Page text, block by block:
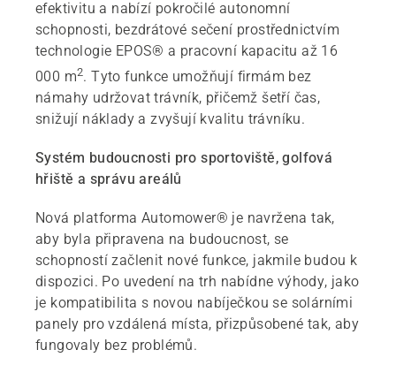
efektivitu a nabízí pokročilé autonomní
schopnosti, bezdrátové sečení prostřednictvím
technologie EPOS® a pracovní kapacitu až 16
000 m2. Tyto funkce umožňují firmám bez
námahy udržovat trávník, přičemž šetří čas,
snižují náklady a zvyšují kvalitu trávníku.
Systém budoucnosti pro sportoviště, golfová
hřiště a správu areálů
Nová platforma Automower® je navržena tak,
aby byla připravena na budoucnost, se
schopností začlenit nové funkce, jakmile budou k
dispozici. Po uvedení na trh nabídne výhody, jako
je kompatibilita s novou nabíječkou se solárními
panely pro vzdálená místa, přizpůsobené tak, aby
fungovaly bez problémů.